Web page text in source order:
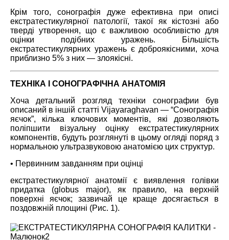
Крім того, сонографія дуже ефективна при описі
екстратестикулярної патології, такої як кістозні або
тверді утворення, що є важливою особливістю для
оцінки подібних уражень. Більшість
екстратестикулярних уражень є доброякісними, хоча
приблизно 5% з них ― злоякісні.
ТЕХНІКА І СОНОГРАФІЧНА АНАТОМІЯ
Хоча детальний розгляд техніки сонографии був
описаний в іншій статті Vijayaraghavan ― “Сонографія
яєчок”, кілька ключових моментів, які дозволяють
поліпшити візуальну оцінку екстратестикулярних
компонентів, будуть розглянуті в цьому огляді поряд з
нормальною ультразвуковою анатомією цих структур.
• Первинним завданням при оцінці
екстратестикулярної анатомії є виявлення голівки
придатка (globus major), як правило, на верхній
поверхні яєчок; зазвичай це краще досягається в
поздовжній площині (Рис. 1).